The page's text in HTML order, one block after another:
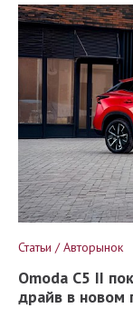
Статьи / Авторынок
Omoda C5 II
драйв в новом